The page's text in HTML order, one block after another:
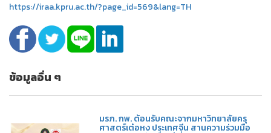
https://iraa.kpru.ac.th/?page_id=569&lang=TH
ข้อมูลอื่น ๆ
มรภ. กพ. ต้อนรับคณะจากมหาวิทยาลัยครุ
ศาสตร์เต๋อหง ประเทศจีน สานความร่วมมือ